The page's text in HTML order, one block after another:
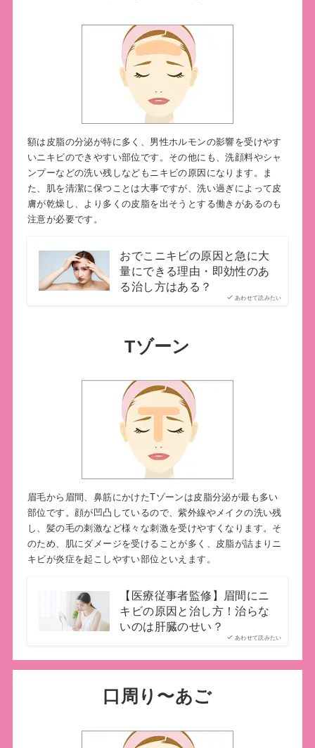
額は皮脂の分泌が特に多く、男性ホルモンの影響を受けやす
いニキビのできやすい部位です。その他にも、洗顔料やシャ
ンプーなどの洗い残しなどもニキビの原因になります。ま
た、肌を清潔に保つことは大事ですが、洗い過ぎによって皮
膚が乾燥し、より多くの皮脂を出そうとする働きがあるのも
注意が必要です。
あわせて読みたい
おでこニキビの原因と急に大
量にできる理由・即効性のあ
る治し方はある？
Tゾーン
眉毛から眉間、鼻筋にかけたTゾーンは皮脂分泌が最も多い
部位です。顔が凹凸しているので、紫外線やメイクの洗い残
し、髪の毛の刺激など様々な刺激を受けやすくなります。そ
のため、肌にダメージを受けることが多く、皮脂が詰まりニ
キビが炎症を起こしやすい部位といえます。
あわせて読みたい
【医療従事者監修】眉間にニ
キビの原因と治し方！治らな
いのは肝臓のせい？
口周り〜あご